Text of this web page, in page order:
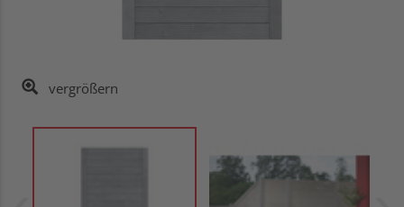
vergrößern